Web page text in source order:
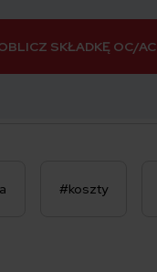
SKŁADKĘ OC/AC
#koszty